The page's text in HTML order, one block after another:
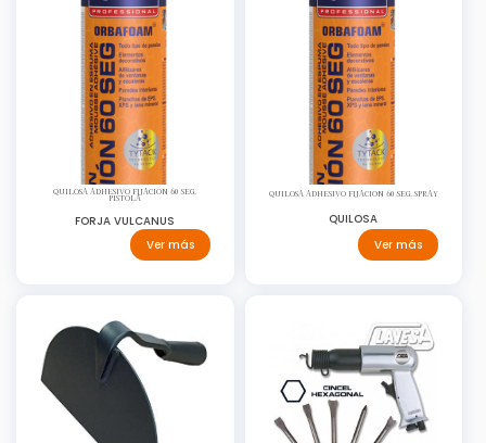
QUILOSA ADHESIVO FIJACION 60 SEG.
PISTOLA
FORJA VULCANUS
Ver más
QUILOSA ADHESIVO FIJACION 60 SEG. SPRAY
QUILOSA
Ver más